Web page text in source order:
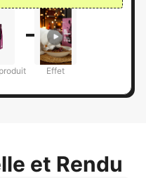
Effet
et Rendu